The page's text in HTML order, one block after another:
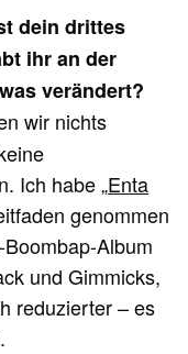
dein drittes
ihr an der
verändert?
wir nichts
Ich habe „Enta
genommen
Album
und Gimmicks,
reduzierter – es